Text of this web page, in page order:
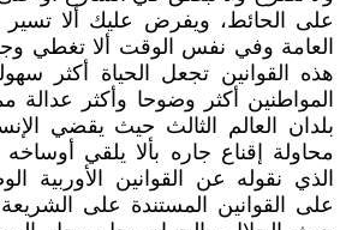
على الحائط، ويفرض عليك ألا تسير
العامة وفي نفس الوقت ألا تغطي
هذه القوانين تجعل الحياة أكثر
المواطنين أكثر وضوحا وأكثر عدالة
بلدان العالم الثالث حيث يقضي
محاولة إقناع جاره بألا يلقي
الذي نقوله عن القوانين الأوربية
على القوانين المستندة على الشريعة